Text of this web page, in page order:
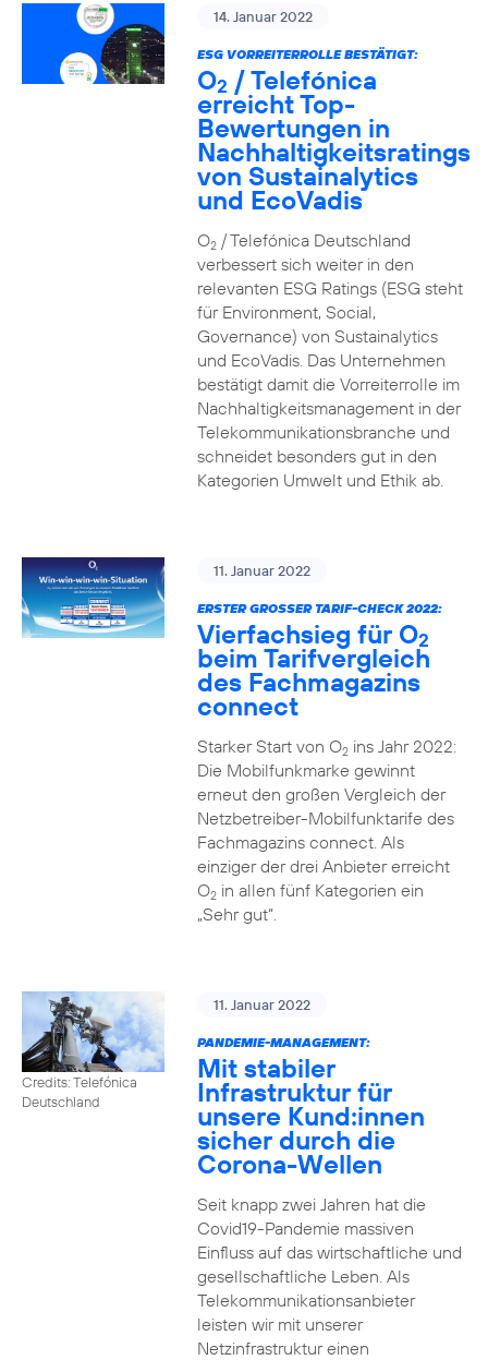
14. Januar 2022
ESG VORREITERROLLE BESTÄTIGT:
O2 / Telefónica
erreicht Top-
Bewertungen in
Nachhaltigkeitsratings
von Sustainalytics
und EcoVadis
O2/ Telefónica Deutschland
verbessert sich weiter in den
relevanten ESG Ratings (ESG steht
für Environment, Social,
Governance) von Sustainalytics
und EcoVadis. Das Unternehmen
bestätigt damit die Vorreiterrolle im
Nachhaltigkeitsmanagement in der
Telekommunikationsbranche und
schneidet besonders gut in den
Kategorien Umwelt und Ethik ab.
11. Januar 2022
ERSTER GROSSER TARIF-CHECK 2022:
Vierfachsieg für O2
beim Tarifvergleich
des Fachmagazins
connect
Starker Start von O2ins Jahr 2022:
Die Mobilfunkmarke gewinnt
erneut den großen Vergleich der
Netzbetreiber-Mobilfunktarife des
Fachmagazins connect. Als
einziger der drei Anbieter erreicht
O2in allen fünf Kategorien ein
„Sehr gut“.
Credits: Telefónica
Deutschland
11. Januar 2022
PANDEMIE-MANAGEMENT:
Mit stabiler
Infrastruktur für
unsere Kund:innen
sicher durch die
Corona-Wellen
Seit knapp zwei Jahren hat die
Covid19-Pandemie massiven
Einfluss auf das wirtschaftliche und
gesellschaftliche Leben. Als
Telekommunikationsanbieter
leisten wir mit unserer
Netzinfrastruktur einen